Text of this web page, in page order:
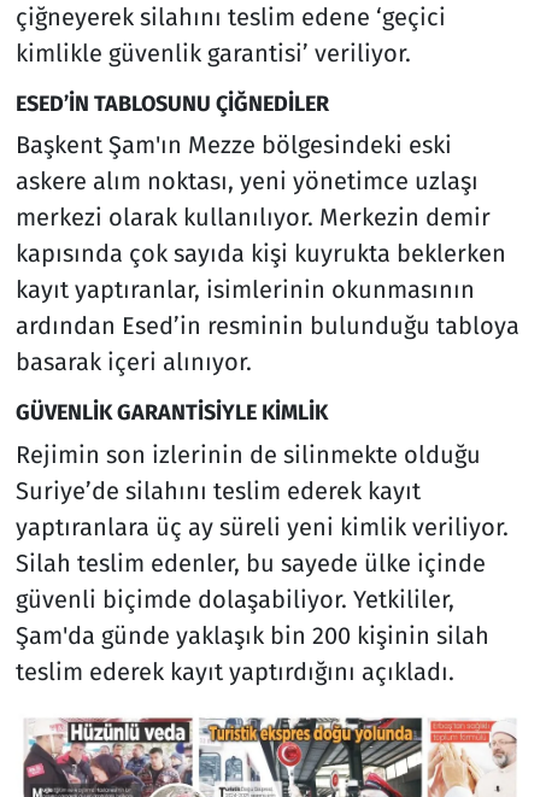
çiğneyerek silahını teslim edene ‘geçici
kimlikle güvenlik garantisi’ veriliyor.
ESED’İN TABLOSUNU ÇİĞNEDİLER
Başkent Şam'ın Mezze bölgesindeki eski
askere alım noktası, yeni yönetimce uzlaşı
merkezi olarak kullanılıyor. Merkezin demir
kapısında çok sayıda kişi kuyrukta beklerken
kayıt yaptıranlar, isimlerinin okunmasının
ardından Esed’in resminin bulunduğu tabloya
basarak içeri alınıyor.
GÜVENLİK GARANTİSİYLE KİMLİK
Rejimin son izlerinin de silinmekte olduğu
Suriye’de silahını teslim ederek kayıt
yaptıranlara üç ay süreli yeni kimlik veriliyor.
Silah teslim edenler, bu sayede ülke içinde
güvenli biçimde dolaşabiliyor. Yetkililer,
Şam'da günde yaklaşık bin 200 kişinin silah
teslim ederek kayıt yaptırdığını açıkladı.